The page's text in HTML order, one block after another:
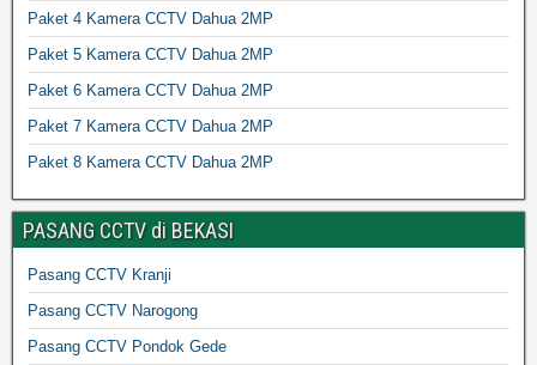
Paket 4 Kamera CCTV Dahua 2MP
Paket 5 Kamera CCTV Dahua 2MP
Paket 6 Kamera CCTV Dahua 2MP
Paket 7 Kamera CCTV Dahua 2MP
Paket 8 Kamera CCTV Dahua 2MP
PASANG CCTV di BEKASI
Pasang CCTV Kranji
Pasang CCTV Narogong
Pasang CCTV Pondok Gede